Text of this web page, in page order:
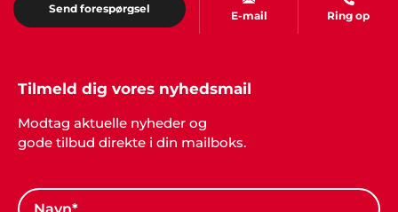
Showbizz Danmark mange gange for god service
husker festen og underholdningen med stor
glæde."
Send forespørgsel
E-mail Ring op
Tilmeld dig vores nyhedsmail
Modtag aktuelle nyheder og
gode tilbud direkte i din mailboks.